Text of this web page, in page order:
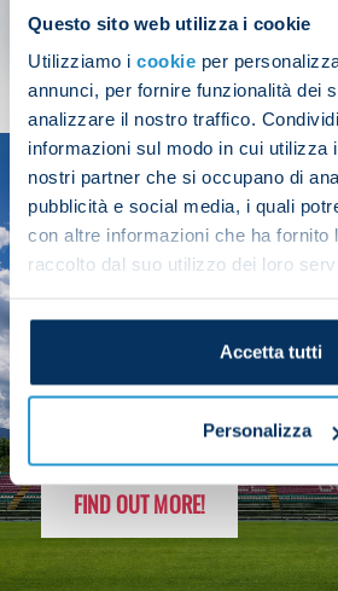
Questo sito web utilizza i cookie
Utilizziamo i cookie per
annunci, per fornire funzionalità dei
analizzare il nostro traffico.
informazioni sul modo in cui utilizza
nostri partner che si occupano di
pubblicità e social media, i quali
con altre informazioni che ha fornito
raccolto dal suo utilizzo dei loro
Accetta tutti
Personalizza
SHOP NOW
SEASON
2025/26
FOLLOW THE
FIND OUT MORE!